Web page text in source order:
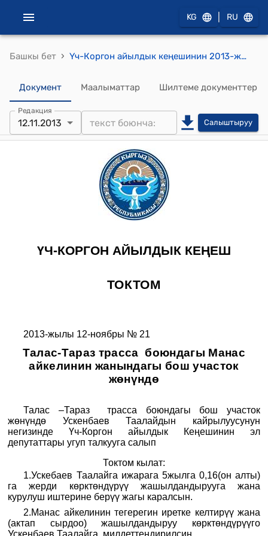
KG RU
Башкы бет › Үч-Коргон айылдык кеңешинин 2013-жылдын 12-ноябрындагы № 21 (Талас-Тараз трасса боюндагы Манас айкелинин жанындагы бош участок жөнүндө) токтому
Документ Маалыматтар Шилтеме документтер
Редакция
12.11.2013 Салыштыруу